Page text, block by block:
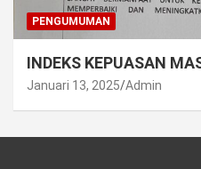
PENGUMUMAN
INDEKS KEPUASAN
Januari 13, 2025 Admin